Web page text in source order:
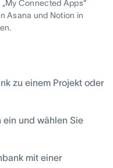
Connected Apps“
Asana und Notion in
zu einem Projekt oder
ein und wählen Sie
mit einer